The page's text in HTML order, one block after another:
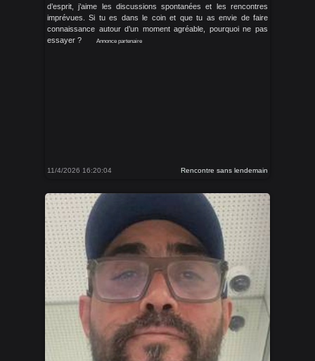
d’esprit, j’aime les discussions spontanées et les rencontres
imprévues. Si tu es dans le coin et que tu as envie de faire
connaissance autour d’un moment agréable, pourquoi ne pas
essayer ?
Annonce partenaire
11/4/2026 16:20:04 Rencontre sans lendemain